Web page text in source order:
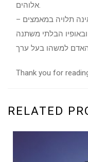
אלוהים.
– מערכת היחסים שלנו עם אלוהים אינה תלויה במאמצים
Thank you for
RELATED